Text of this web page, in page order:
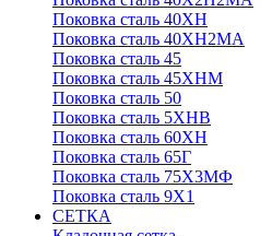
Поковка сталь 40ХН
Поковка сталь 40ХН2МА
Поковка сталь 45
Поковка сталь 45ХНМ
Поковка сталь 50
Поковка сталь 5ХНВ
Поковка сталь 60ХН
Поковка сталь 65Г
Поковка сталь 75Х3МФ
Поковка сталь 9Х1
СЕТКА